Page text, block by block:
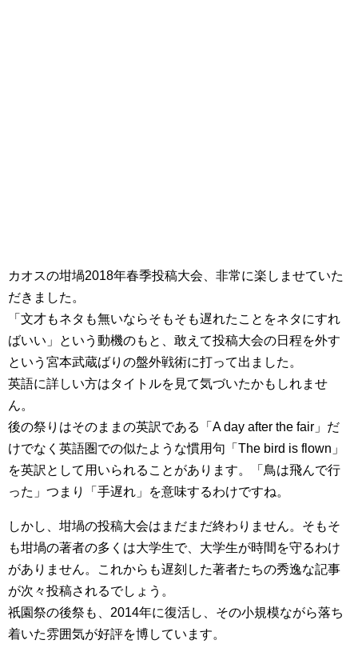
カオスの坩堝2018年春季投稿大会、非常に楽しませていた
だきました。
「文才もネタも無いならそもそも遅れたことをネタにすれ
ばいい」という動機のもと、敢えて投稿大会の日程を外す
という宮本武蔵ばりの盤外戦術に打って出ました。
英語に詳しい方はタイトルを見て気づいたかもしれませ
ん。
後の祭りはそのままの英訳である「A day after the fair」だ
けでなく英語圏での似たような慣用句「The bird is flown」
を英訳として用いられることがあります。「鳥は飛んで行
った」つまり「手遅れ」を意味するわけですね。
しかし、坩堝の投稿大会はまだまだ終わりません。そもそ
も坩堝の著者の多くは大学生で、大学生が時間を守るわけ
がありません。これからも遅刻した著者たちの秀逸な記事
が次々投稿されるでしょう。
祇園祭の後祭も、2014年に復活し、その小規模ながら落ち
着いた雰囲気が好評を博しています。